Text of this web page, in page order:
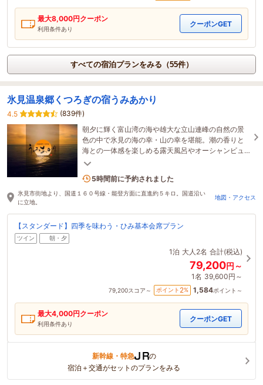
最大8,000円クーポン
利用条件あり
クーポンGET
すべての宿泊プランをみる（55件）
氷見温泉郷くつろぎの宿うみあかり
4.5
(839件)
朝夕に輝く富山湾の海や雄大な立山連峰の自然の景
色の中で氷見の海の幸・山の幸を堪能。潮の香りと
海との一体感を楽しめる露天風呂やオーシャンビュ
ーの朝食ビュッフェで非日常を。。。
5時間前に予約されました
氷見市街地より、国道１６０号線・能登方面に直進約５キロ。国道沿い
に立地。
地図・アクセス
【スタンダード】四季を味わう・ひみ基本会席プラン
ツイン 朝・夕
1泊 大人2名 合計(税込)
79,200円～
1名 39,600円～
79,200スコア～ ポイント 2% 1,584ポイント～
最大4,000円クーポン
利用条件あり
クーポンGET
新幹線・特急
の
宿泊＋交通がセットのプランをみる